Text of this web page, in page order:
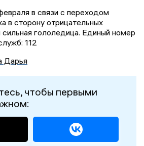
в связи с переходом
в сторону отрицательных
сильная гололедица. Единый номер
112
Дарья
чтобы первыми